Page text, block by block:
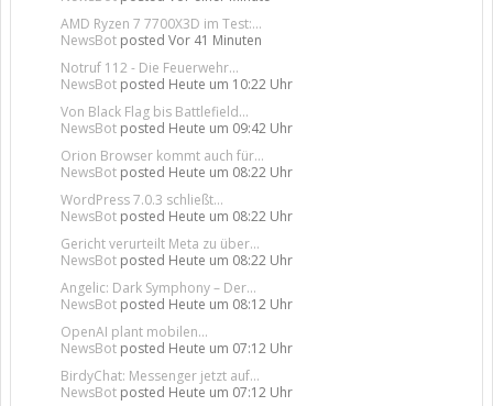
AMD Ryzen 7 7700X3D im Test:...
NewsBot posted Vor 41 Minuten
Notruf 112 - Die Feuerwehr...
NewsBot posted Heute um 10:22 Uhr
Von Black Flag bis Battlefield...
NewsBot posted Heute um 09:42 Uhr
Orion Browser kommt auch für...
NewsBot posted Heute um 08:22 Uhr
WordPress 7.0.3 schließt...
NewsBot posted Heute um 08:22 Uhr
Gericht verurteilt Meta zu über...
NewsBot posted Heute um 08:22 Uhr
Angelic: Dark Symphony – Der...
NewsBot posted Heute um 08:12 Uhr
OpenAI plant mobilen...
NewsBot posted Heute um 07:12 Uhr
BirdyChat: Messenger jetzt auf...
NewsBot posted Heute um 07:12 Uhr